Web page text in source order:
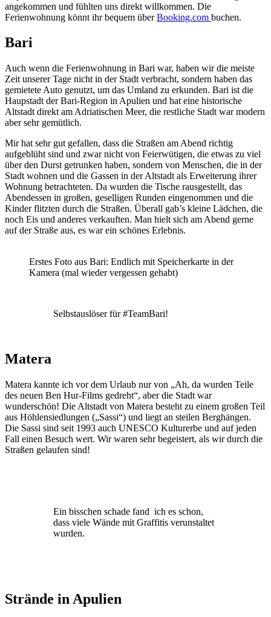
angekommen und fühlten uns direkt willkommen. Die
Ferienwohnung könnt ihr bequem überBooking.com buchen.
Bari
Auch wenn die Ferienwohnung in Bari war, haben wir die meiste
Zeit unserer Tage nicht in der Stadt verbracht, sondern haben das
gemietete Auto genutzt, um das Umland zu erkunden. Bari ist die
Haupstadt der Bari-Region in Apulien und hat eine historische
Altstadt direkt am Adriatischen Meer, die restliche Stadt war modern
aber sehr gemütlich.
Mir hat sehr gut gefallen, dass die Straßen am Abend richtig
aufgeblüht sind und zwar nicht von Feierwütigen, die etwas zu viel
über den Durst getrunken haben, sondern von Menschen, die in der
Stadt wohnen und die Gassen in der Altstadt als Erweiterung ihrer
Wohnung betrachteten. Da wurden die Tische rausgestellt, das
Abendessen in großen, geselligen Runden eingenommen und die
Kinder flitzten durch die Straßen. Überall gab’s kleine Lädchen, die
noch Eis und anderes verkauften. Man hielt sich am Abend gerne
auf der Straße aus, es war ein schönes Erlebnis.
Erstes Foto aus Bari: Endlich mit Speicherkarte in der
Kamera (mal wieder vergessen gehabt)
Selbstauslöser für #TeamBari!
Matera
Matera kannte ich vor dem Urlaub nur von „Ah, da wurden Teile
des neuen Ben Hur-Films gedreht“, aber die Stadt war
wunderschön! Die Altstadt von Matera besteht zu einem großen Teil
aus Höhlensiedlungen („Sassi“) und liegt an steilen Berghängen.
Die Sassi sind seit 1993 auch UNESCO Kulturerbe und auf jeden
Fall einen Besuch wert. Wir waren sehr begeistert, als wir durch die
Straßen gelaufen sind!
Ein bisschen schade fand ich es schon,
dass viele Wände mit Graffitis verunstaltet
wurden.
Strände in Apulien